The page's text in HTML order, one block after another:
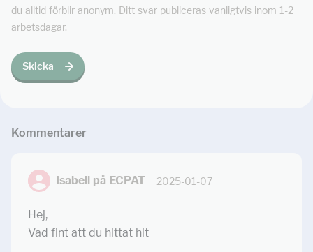
du alltid förblir anonym. Ditt svar publiceras vanligtvis inom 1-2
arbetsdagar.
Skicka
Kommentarer
Isabell på ECPAT 2025-01-07
Hej,
Vad fint att du hittat hit